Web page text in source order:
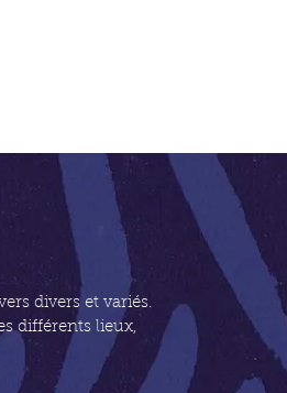
divers et variés.
différents lieux,